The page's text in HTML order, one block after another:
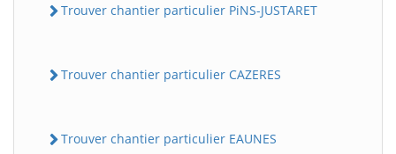
Trouver chantier particulier PiNS-JUSTARET
Trouver chantier particulier CAZERES
Trouver chantier particulier EAUNES